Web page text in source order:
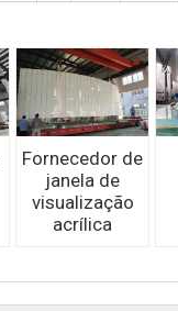
Fornecedor de
janela de
visualização
acrílica